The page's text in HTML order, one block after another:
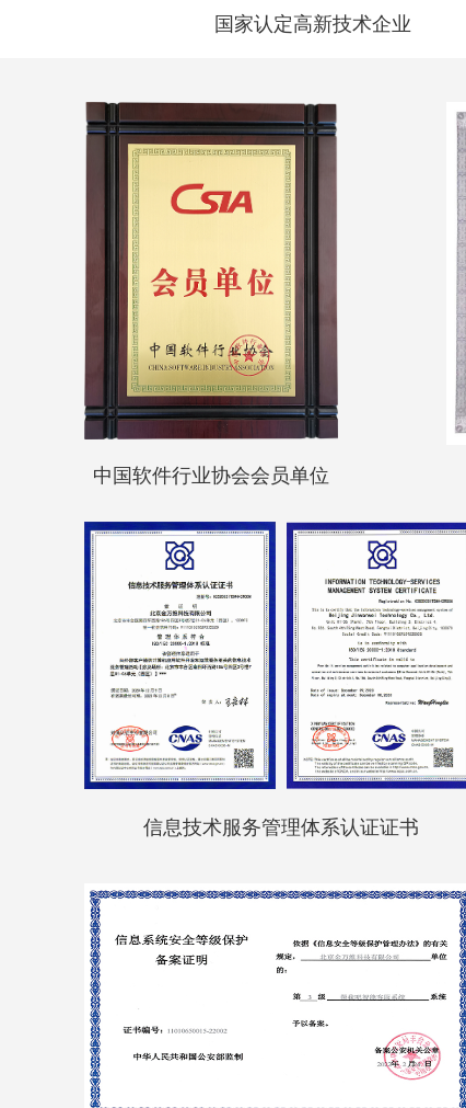
国家认定高新技术企业
中国软件行业协会会员单位
信息技术服务管理体系认证证书